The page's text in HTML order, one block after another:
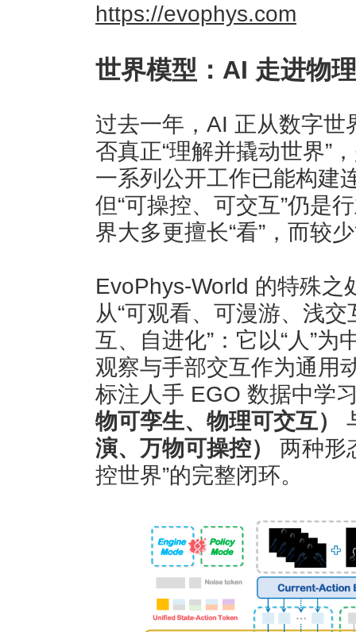
https://evophys.com
世界模型：AI 走进物
过去一年，AI 正从数字世
否真正“理解并撬动世界”
一系列公开工作已能构建
但“可操控、可交互”仍
界大多更擅长“看”，而较
EvoPhys-World 的特殊之
从“可观看、可漫游、浅
互、自进化”：它以“人”
观察与手部交互作为通用
标注人手 EGO 数据中学
物可孪生、物理可交互）
演、万物可操控）
两种形
控世界”的完整闭环。